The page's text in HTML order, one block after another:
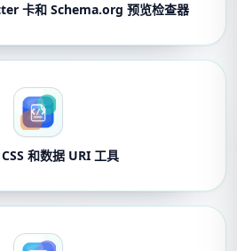
卡和 Schema.org 预览检查器
和数据 URI 工具